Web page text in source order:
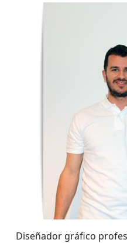
Diseñador gráfico